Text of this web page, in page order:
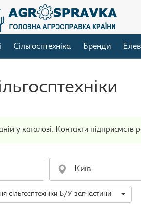
Сільгосптехніка Бренди
у каталозі. Контакти підприємств
сільгосптехніки Б/У запчастини